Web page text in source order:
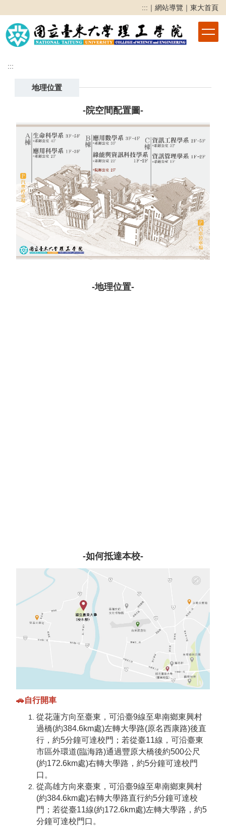
到
主
要
區
::: ｜ 網站導覽 ｜ 東大首頁
:::
地理位置
-院空間配置圖-
-地理位置-
-如何抵達本校-
🚗自行開車
從花蓮方向至臺東，可沿臺9線至卑南鄉東興村
過橋(約384.6km處)左轉大學路(原名西康路)後直
行，約5分鐘可達校門；若從臺11線，可沿臺東
市區外環道(臨海路)通過豐原大橋後約500公尺
(約172.6km處)右轉大學路，約5分鐘可達校門
口。
從高雄方向來臺東，可沿臺9線至卑南鄉東興村
(約384.6km處)右轉大學路直行約5分鐘可達校
門；若從臺11線(約172.6km處)左轉大學路，約5
分鐘可達校門口。